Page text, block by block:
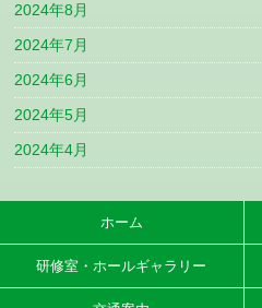
2024年8月
2024年7月
2024年6月
2024年5月
2024年4月
ホーム
研修室・ホールギャラリー